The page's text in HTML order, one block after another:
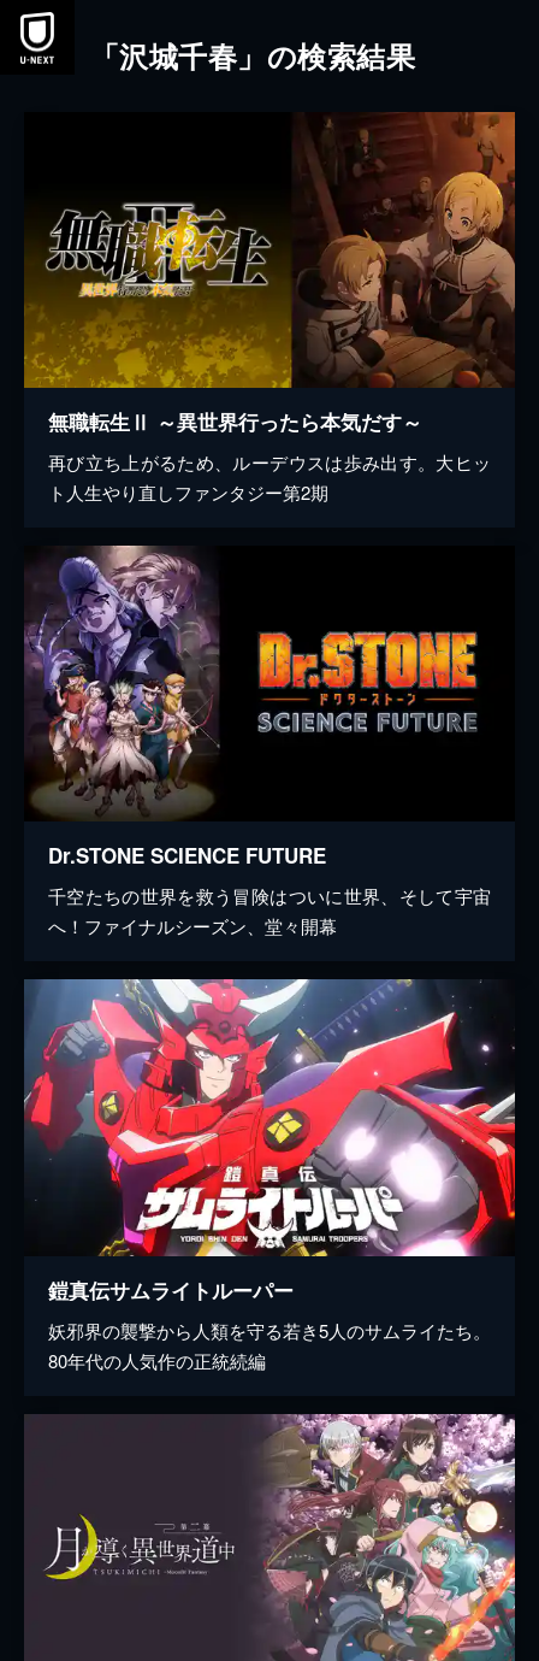
本文へスキップ
「沢城千春」の検索結果
無職転生Ⅱ ～異世界行ったら本気だす～
再び立ち上がるため、ルーデウスは歩み出す。大ヒッ
ト人生やり直しファンタジー第2期
Dr.STONE SCIENCE FUTURE
千空たちの世界を救う冒険はついに世界、そして宇宙
へ！ファイナルシーズン、堂々開幕
鎧真伝サムライトルーパー
妖邪界の襲撃から人類を守る若き5人のサムライたち。
80年代の人気作の正統続編